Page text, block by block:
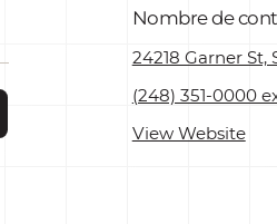
Nombre de
24218 Garner St,
(248) 351-0000
View Website